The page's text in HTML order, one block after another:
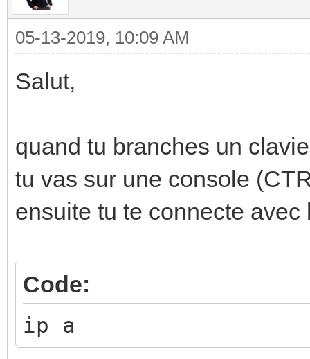
05-13-2019, 10:09 AM
Salut,
quand tu branches un
tu vas sur une console
ensuite tu te connecte
Code:
ip a